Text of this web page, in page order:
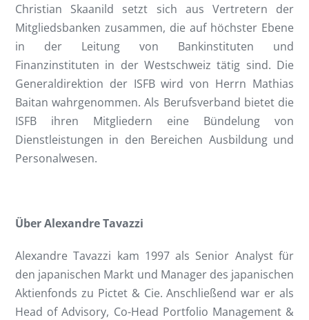
Christian Skaanild setzt sich aus Vertretern der
Mitgliedsbanken zusammen, die auf höchster Ebene
in der Leitung von Bankinstituten und
Finanzinstituten in der Westschweiz tätig sind. Die
Generaldirektion der ISFB wird von Herrn Mathias
Baitan wahrgenommen. Als Berufsverband bietet die
ISFB ihren Mitgliedern eine Bündelung von
Dienstleistungen in den Bereichen Ausbildung und
Personalwesen.
Über Alexandre Tavazzi
Alexandre Tavazzi kam 1997 als Senior Analyst für
den japanischen Markt und Manager des japanischen
Aktienfonds zu Pictet & Cie. Anschließend war er als
Head of Advisory, Co-Head Portfolio Management &